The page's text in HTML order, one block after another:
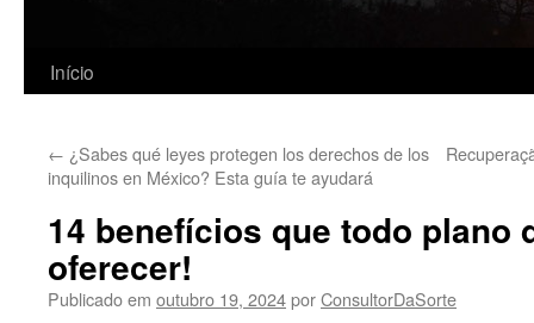
Início
← ¿Sabes qué leyes protegen los derechos de los
inquilinos en México? Esta guía te ayudará
14 benefícios que todo plano
oferecer!
Publicado em outubro 19, 2024porConsultorDaSorte